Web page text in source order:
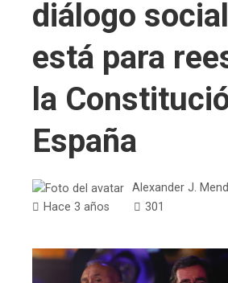
diálogo
está para
la
España
Alexander J.
Hace 3 años
301